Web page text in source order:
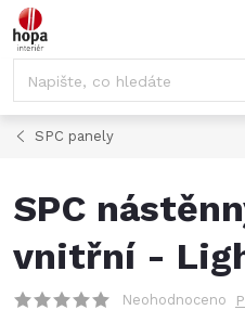
Přejít
na
SPC panely
SPC
vnitřní -
Neohodnoceno